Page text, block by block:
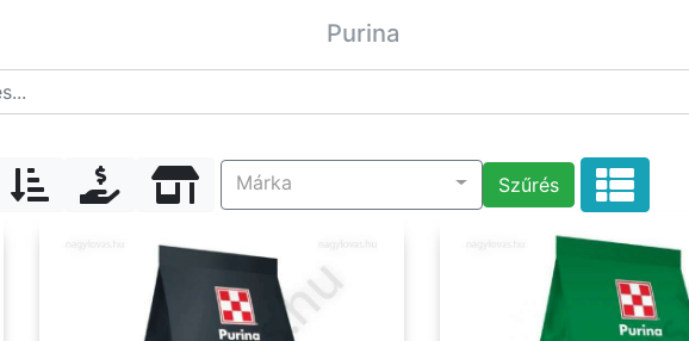
Purina
Márka
Szűrés